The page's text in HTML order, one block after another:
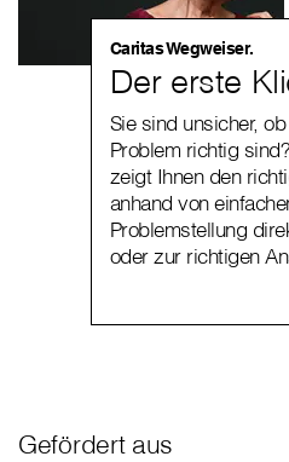
Caritas Wegweiser.
Der erste
Sie sind unsicher,
Problem richtig
zeigt Ihnen den
anhand von
Problemstellung
oder zur richtigen
Gefördert aus